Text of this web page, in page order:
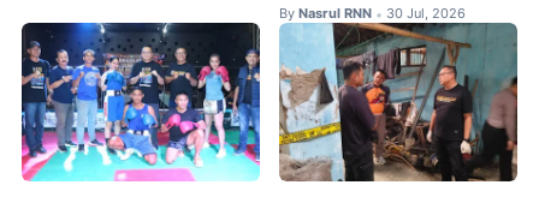
By Nasrul RNN • 30 Jul, 2026